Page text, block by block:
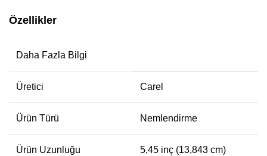
Özellikler
Daha Fazla Bilgi
Üretici Carel
Ürün Türü Nemlendirme
Ürün Uzunluğu 5,45 inç (13,843 cm)